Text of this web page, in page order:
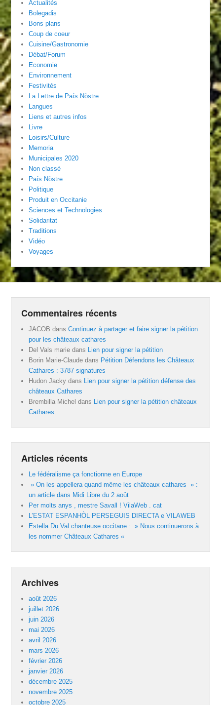
Actualités
Bolegadis
Bons plans
Coup de coeur
Cuisine/Gastronomie
Débat/Forum
Economie
Environnement
Festivités
La Lettre de País Nòstre
Langues
Liens et autres infos
Livre
Loisirs/Culture
Memoria
Municipales 2020
Non classé
País Nòstre
Politique
Produit en Occitanie
Sciences et Technologies
Solidaritat
Traditions
Vidéo
Voyages
Commentaires récents
JACOB dansContinuez à partager et faire signer la pétition
pour les châteaux cathares
Del Vals marie dans Lien pour signer la pétition
Borin Marie-Claude dans Pétition Défendons les Châteaux
Cathares : 3787 signatures
Hudon Jacky dans Lien pour signer la pétition défense des
châteaux Cathares
Brembilla Michel dans Lien pour signer la pétition châteaux
Cathares
Articles récents
Le fédéralisme ça fonctionne en Europe
» On les appellera quand même les châteaux cathares » :
un article dans Midi Libre du 2 août
Per molts anys , mestre Savall ! VilaWeb . cat
L’ESTAT ESPANHÒL PERSEGUIS DIRECTA e VILAWEB
Estella Du Val chanteuse occitane : » Nous continuerons à
les nommer Châteaux Cathares «
Archives
août 2026
juillet 2026
juin 2026
mai 2026
avril 2026
mars 2026
février 2026
janvier 2026
décembre 2025
novembre 2025
octobre 2025